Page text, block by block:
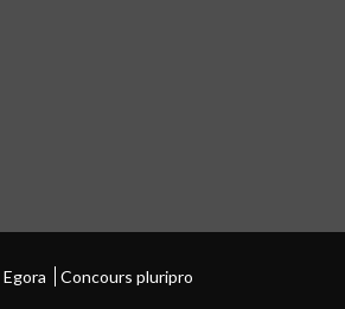
Egora Concours pluripro